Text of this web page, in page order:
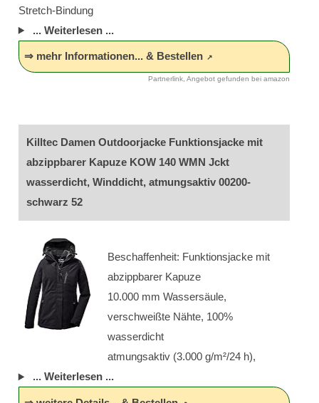
Stretch-Bindung
... Weiterlesen ...
⇒ mehr Informationen... & Bestellen
Partnerlink, Angebot gefunden bei amazon
Killtec Damen Outdoorjacke Funktionsjacke mit
abzippbarer Kapuze KOW 140 WMN Jckt
wasserdicht, Winddicht, atmungsaktiv 00200-
schwarz 52
Beschaffenheit: Funktionsjacke mit
abzippbarer Kapuze
10.000 mm Wassersäule,
verschweißte Nähte, 100%
wasserdicht
atmungsaktiv (3.000 g/m²/24 h),
... Weiterlesen ...